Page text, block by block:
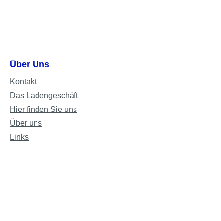
Über Uns
Kontakt
Das Ladengeschäft
Hier finden Sie uns
Über uns
Links